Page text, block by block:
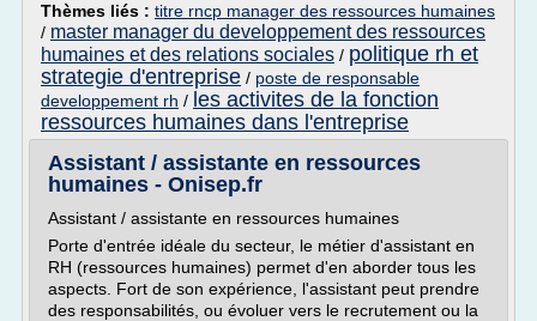
Thèmes liés : titre rncp manager des ressources humaines
/ master manager du developpement des ressources
humaines et des relations sociales / politique rh et
strategie d'entreprise / poste de responsable
developpement rh / les activites de la fonction
ressources humaines dans l'entreprise
Assistant / assistante en ressources
humaines - Onisep.fr
Assistant / assistante en ressources humaines
Porte d'entrée idéale du secteur, le métier d'assistant en
RH (ressources humaines) permet d'en aborder tous les
aspects. Fort de son expérience, l'assistant peut prendre
des responsabilités, ou évoluer vers le recrutement ou la